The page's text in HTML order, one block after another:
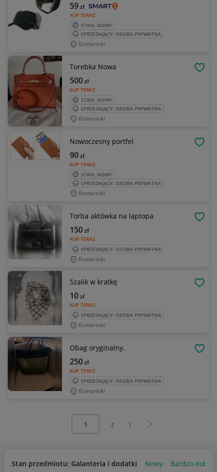
KUP TERAZ
59zł
STAN: NOWY
SPRZEDAJĄCY: OSOBA PRYWATNA
Komorniki
Torebka Nowa
KUP TERAZ
500zł
STAN: NOWY
SPRZEDAJĄCY: OSOBA PRYWATNA
Komorniki
Nowoczesny portfel
KUP TERAZ
90zł
STAN: NOWY
SPRZEDAJĄCY: OSOBA PRYWATNA
Komorniki
Torba aktówka na laptopa
KUP TERAZ
150zł
SPRZEDAJĄCY: OSOBA PRYWATNA
Komorniki
Szalik w kratkę
KUP TERAZ
10zł
SPRZEDAJĄCY: OSOBA PRYWATNA
Komorniki
Obag oryginalny.
KUP TERAZ
250zł
SPRZEDAJĄCY: OSOBA PRYWATNA
Komorniki
z 1 Następna strona
Stan przedmiotu: Galanteria i dodatki Nowy Bardzo dobry